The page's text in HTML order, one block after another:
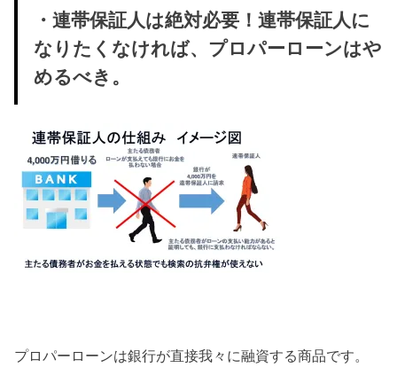
・連帯保証人は絶対必要！連帯保証人に
なりたくなければ、プロパーローンはや
めるべき。
プロパーローンは銀行が直接我々に融資する商品です。